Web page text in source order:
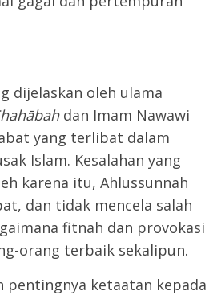
dijelaskan oleh ulama
dan Imam Nawawi
yang terlibat dalam
Islam. Kesalahan yang
karena itu, Ahlussunnah
dan tidak mencela salah
fitnah dan provokasi
orang terbaik sekalipun.
pentingnya ketaatan kepada